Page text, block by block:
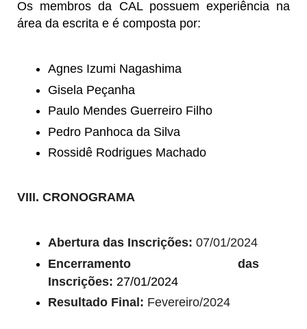
Os membros da CAL possuem experiência na
área da escrita e é composta por:
Agnes Izumi Nagashima
Gisela Peçanha
Paulo Mendes Guerreiro Filho
Pedro Panhoca da Silva
Rossidê Rodrigues Machado
VIII. CRONOGRAMA
Abertura das Inscrições: 07/01/2024
Encerramento das
Inscrições: 27/01/2024
Resultado Final: Fevereiro/2024